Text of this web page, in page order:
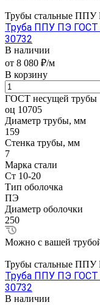
Трубы стальные
Труба ППУ ПЭ ГОСТ
30732
В наличии
от 8 080 ₽/м
В корзину
ГОСТ несущей трубы
оц 10705
Диаметр трубы, мм
159
Стенка трубы, мм
7
Марка стали
Ст 10-20
Тип оболочка
ПЭ
Диаметр оболочки
250
Можно с вашей
Трубы стальные
Труба ППУ ПЭ ГОСТ
30732
В наличии